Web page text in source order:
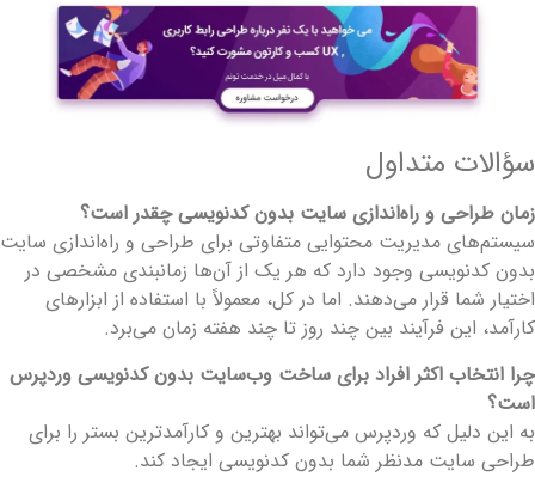
سؤالات متداول
زمان طراحی و راه‌اندازی سایت بدون کدنویسی چقدر است؟
سیستم‌های مدیریت محتوایی متفاوتی برای طراحی و راه‌اندازی سایت
بدون کدنویسی وجود دارد که هر یک از آن‌ها زمانبندی مشخصی در
اختیار شما قرار می‌دهند. اما در کل، معمولاً با استفاده از ابزارهای
کارآمد، این فرآیند بین چند روز تا چند هفته زمان می‌برد.
چرا انتخاب اکثر افراد برای ساخت وب‌سایت بدون کدنویسی وردپرس
است؟
به این دلیل که وردپرس می‌تواند بهترین و کارآمدترین بستر را برای
طراحی سایت مدنظر شما بدون کدنویسی ایجاد کند.